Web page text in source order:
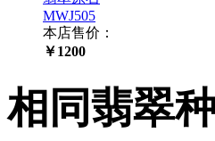
MWJ505
本店售价：
￥1200
相同翡翠